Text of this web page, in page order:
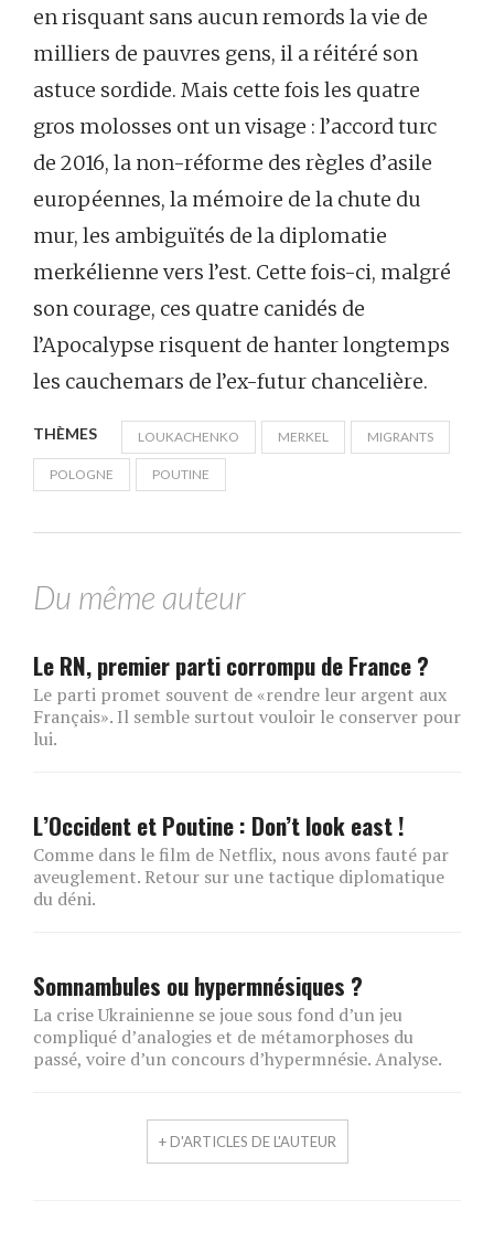
en risquant sans aucun remords la vie de
milliers de pauvres gens, il a réitéré son
astuce sordide. Mais cette fois les quatre
gros molosses ont un visage : l’accord turc
de 2016, la non-réforme des règles d’asile
européennes, la mémoire de la chute du
mur, les ambiguïtés de la diplomatie
merkélienne vers l’est. Cette fois-ci, malgré
son courage, ces quatre canidés de
l’Apocalypse risquent de hanter longtemps
les cauchemars de l’ex-futur chancelière.
THÈMES LOUKACHENKO MERKEL MIGRANTS
POLOGNE POUTINE
Du même auteur
Le RN, premier parti corrompu de France ?
Le parti promet souvent de «rendre leur argent aux
Français». Il semble surtout vouloir le conserver pour
lui.
L’Occident et Poutine : Don’t look east !
Comme dans le film de Netflix, nous avons fauté par
aveuglement. Retour sur une tactique diplomatique
du déni.
Somnambules ou hypermnésiques ?
La crise Ukrainienne se joue sous fond d’un jeu
compliqué d’analogies et de métamorphoses du
passé, voire d’un concours d’hypermnésie. Analyse.
+ D'ARTICLES DE L'AUTEUR